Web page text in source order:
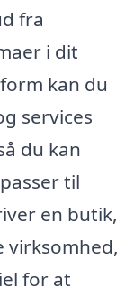
fra
i dit
kan du
services
du kan
til
en butik,
virksomhed,
for at